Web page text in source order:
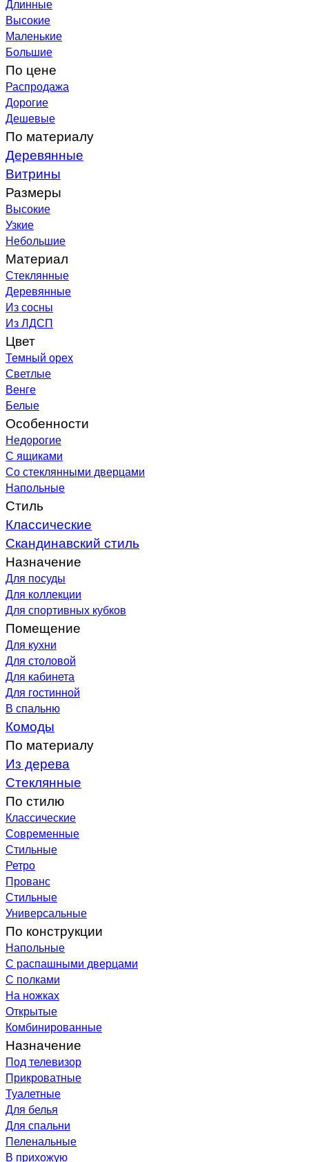
Длинные
Высокие
Маленькие
Большие
По цене
Распродажа
Дорогие
Дешевые
По материалу
Деревянные
Витрины
Размеры
Высокие
Узкие
Небольшие
Материал
Стеклянные
Деревянные
Из сосны
Из ЛДСП
Цвет
Темный орех
Светлые
Венге
Белые
Особенности
Недорогие
С ящиками
Со стеклянными дверцами
Напольные
Стиль
Классические
Скандинавский стиль
Назначение
Для посуды
Для коллекции
Для спортивных кубков
Помещение
Для кухни
Для столовой
Для кабинета
Для гостинной
В спальню
Комоды
По материалу
Из дерева
Стеклянные
По стилю
Классические
Современные
Стильные
Ретро
Прованс
Стильные
Универсальные
По конструкции
Напольные
С распашными дверцами
С полками
На ножках
Открытые
Комбинированные
Назначение
Под телевизор
Прикроватные
Туалетные
Для белья
Для спальни
Пеленальные
В прихожую